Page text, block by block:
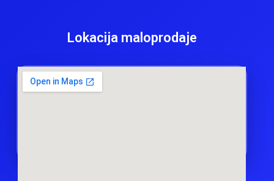
Lokacija maloprodaje